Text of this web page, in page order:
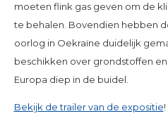
moeten flink gas geven om de
te behalen. Bovendien hebben
oorlog in Oekraïne duidelijk
beschikken over grondstoffen
Europa diep in de buidel.
Bekijk de trailer van de expositie!